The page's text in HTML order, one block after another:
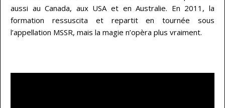
aussi au Canada, aux USA et en Australie. En 2011, la
formation ressuscita et repartit en tournée sous
l’appellation MSSR, mais la magie n’opèra plus vraiment.